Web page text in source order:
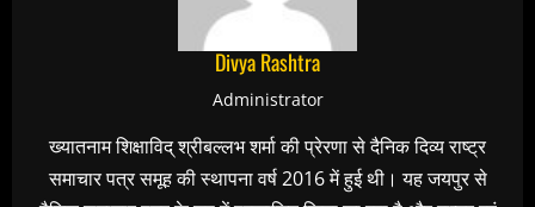
Divya Rashtra
Administrator
ख्यातनाम शिक्षाविद् श्रीबल्लभ शर्मा की प्रेरणा से दैनिक दिव्य राष्ट्र
समाचार पत्र समूह की स्थापना वर्ष 2016 में हुई थी। यह जयपुर से